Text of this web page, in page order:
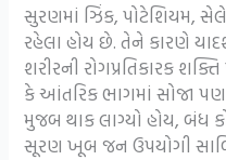
સુરણમાં ઝિંક, પોટેશિયમ,
રહેલા હોય છે. તેને કારણે
શરીરની રોગપ્રતિકારક
કે આંતરિક ભાગમાં સોજા
મુજબ થાક લાગ્યો હોય, બંધ
સૂરણ ખૂબ જન ઉપયોગી